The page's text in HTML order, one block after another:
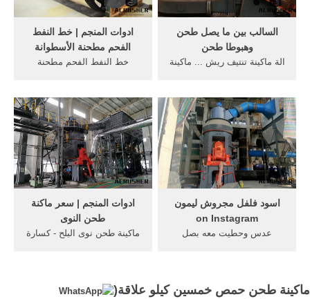
ادوات المنجم | خط النفط
الفحم مطحنة الأسطوانة
خط النفط الفحم مطحنة
المصنع التعدين متنقلة ...
السالب بين ما يصل طحن
وهبوطا طحن
الة ماكينة تنتيف ريش ... ماكينة
وسرعان ما اشتدت ...
ادوات المنجم | سعر ماكنة
طحن النوى
ماكينة طحن نوى البلح - كسارة
اسود فلفل مجروش ليمون
on Instagram
عدس وحطيت معه بصل
...
ماكينة طحن حمص خمسين كيلو علاقة(